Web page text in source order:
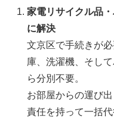
家電リサイクル品
に解決
文京区で手続きが
庫、洗濯機、そし
ら分別不要。
お部屋からの運び
責任を持って一括代